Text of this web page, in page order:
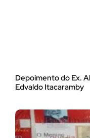
Depoimento do Ex.
Edvaldo Itacaramby